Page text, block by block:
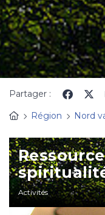
Partager :
Région
Nord
Activités